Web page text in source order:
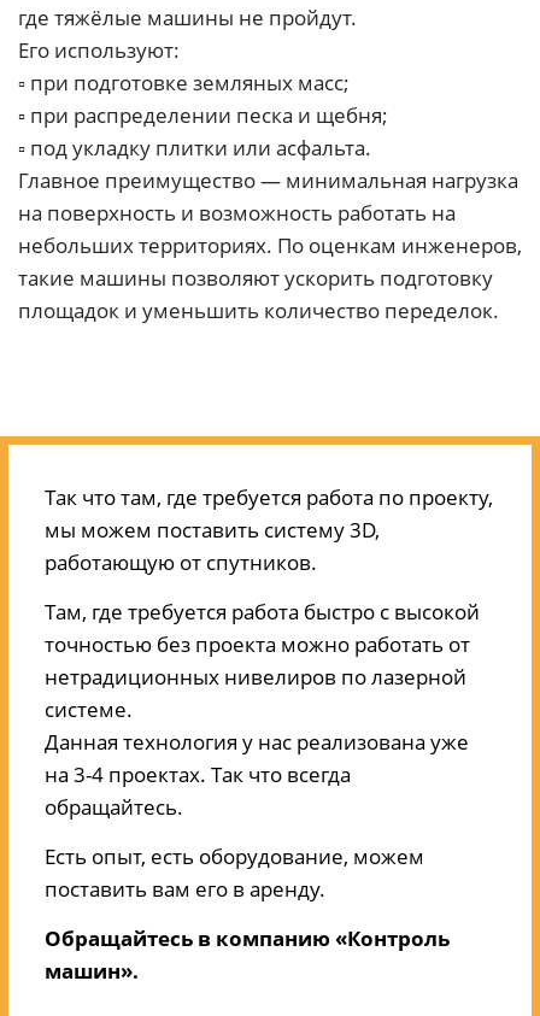
где тяжёлые машины не пройдут.
Его используют:
▫️ при подготовке земляных масс;
▫️ при распределении песка и щебня;
▫️ под укладку плитки или асфальта.
Главное преимущество — минимальная нагрузка
на поверхность и возможность работать на
небольших территориях. По оценкам инженеров,
такие машины позволяют ускорить подготовку
площадок и уменьшить количество переделок.
Так что там, где требуется работа по проекту,
мы можем поставить систему 3D,
работающую от спутников.
Там, где требуется работа быстро с высокой
точностью без проекта можно работать от
нетрадиционных нивелиров по лазерной
системе.
Данная технология у нас реализована уже
на 3-4 проектах. Так что всегда
обращайтесь.
Есть опыт, есть оборудование, можем
поставить вам его в аренду.
Обращайтесь в компанию «Контроль
машин».